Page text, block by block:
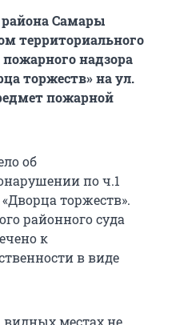
района Самары
территориального
пожарного надзора
торжеств» на ул.
пожарной
об
по ч.1
торжеств».
районного суда
к
в виде
местах не